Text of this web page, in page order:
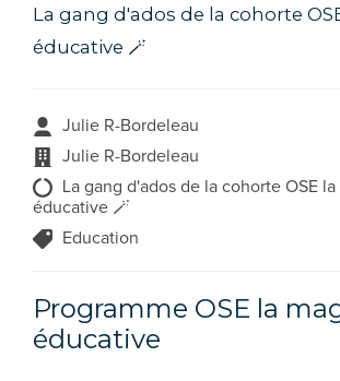
La gang d'ados de la cohorte
éducative 🪄
Julie R-Bordeleau
Julie R-Bordeleau
La gang d'ados de la cohorte OSE
éducative 🪄
Education
Programme OSE la
éducative